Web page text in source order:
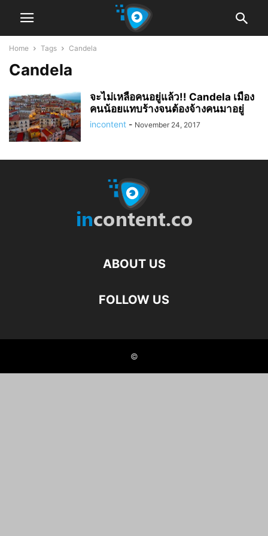
Home Tags Candela
Candela
จะไม่เหลือคนอยู่แล้ว!! Candela เมือง
คนน้อยแทบร้างจนต้องจ้างคนมาอยู่
incontent - November 24, 2017
ABOUT US
FOLLOW US
©